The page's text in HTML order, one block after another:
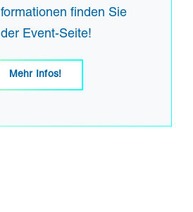
finden Sie
Event-Seite!
Mehr Infos!